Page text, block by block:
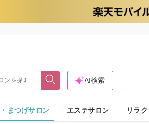
AI検索
まつげサロン エステサロン リラ